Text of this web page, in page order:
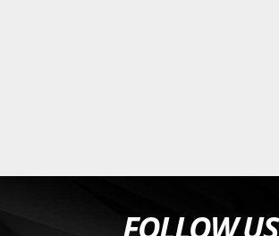
FOLLOW US